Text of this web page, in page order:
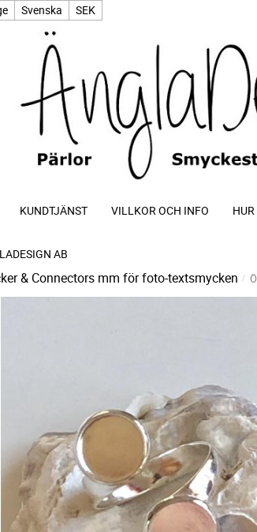
Svenska SEK
KUNDTJÄNST VILLKOR OCH INFO
AB
& Connectors mm för foto-textsmycken